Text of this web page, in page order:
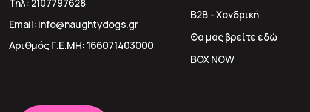
Τηλ: 2107797628
Email: info@naughtydogs.gr
Αριθμός Γ.Ε.ΜΗ: 166071403000
B2B - Χονδρική
Θα μας βρείτε εδώ
BOX NOW